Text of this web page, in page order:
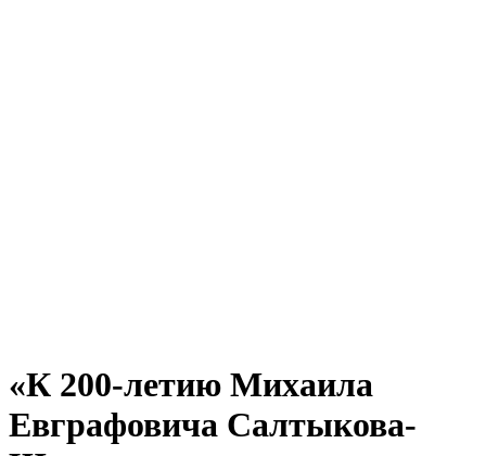
«К 200-летию Михаила
Евграфовича Салтыкова-